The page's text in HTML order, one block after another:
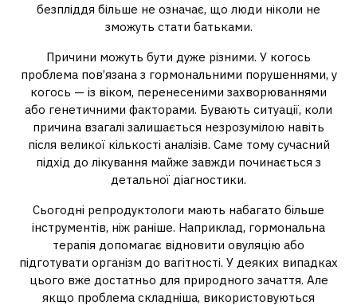
безпліддя більше не означає, що люди ніколи не
зможуть стати батьками.
Причини можуть бути дуже різними. У когось
проблема пов’язана з гормональними порушеннями, у
когось — із віком, перенесеними захворюваннями
або генетичними факторами. Бувають ситуації, коли
причина взагалі залишається незрозумілою навіть
після великої кількості аналізів. Саме тому сучасний
підхід до лікування майже завжди починається з
детальної діагностики.
Сьогодні репродуктологи мають набагато більше
інструментів, ніж раніше. Наприклад, гормональна
терапія допомагає відновити овуляцію або
підготувати організм до вагітності. У деяких випадках
цього вже достатньо для природного зачаття. Але
якщо проблема складніша, використовуються